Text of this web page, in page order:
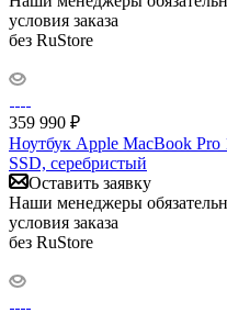
условия заказа
без RuStore
359 990 ₽
Ноутбук Apple MacBook
SSD, серебристый
Оставить заявку
Наши менеджеры
условия заказа
без RuStore